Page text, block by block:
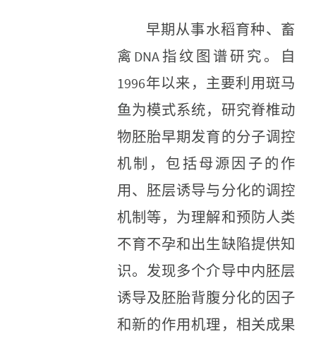
早期从事水稻育种、畜
禽DNA指纹图谱研究。自
1996年以来，主要利用斑马
鱼为模式系统，研究脊椎动
物胚胎早期发育的分子调控
机制，包括母源因子的作
用、胚层诱导与分化的调控
机制等，为理解和预防人类
不育不孕和出生缺陷提供知
识。发现多个介导中内胚层
诱导及胚胎背腹分化的因子
和新的作用机理，相关成果